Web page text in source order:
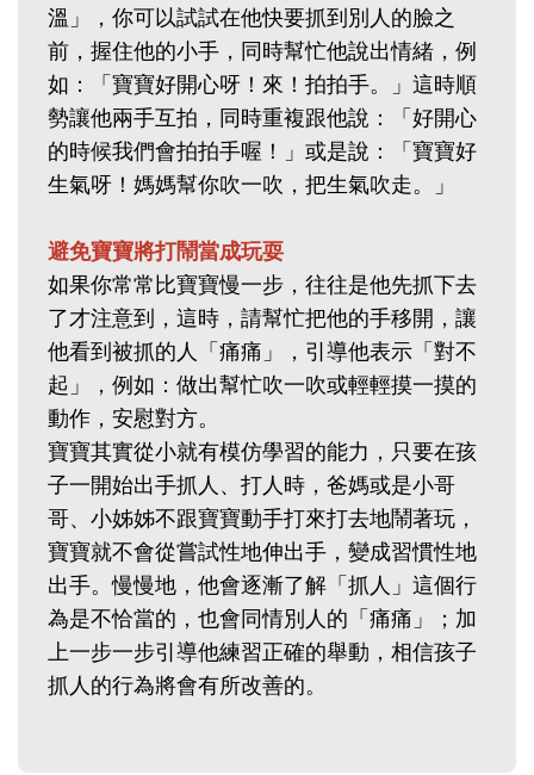
溫」，你可以試試在他快要抓到別人的臉之
前，握住他的小手，同時幫忙他說出情緒，例
如：「寶寶好開心呀！來！拍拍手。」這時順
勢讓他兩手互拍，同時重複跟他說：「好開心
的時候我們會拍拍手喔！」或是說：「寶寶好
生氣呀！媽媽幫你吹一吹，把生氣吹走。」
避免寶寶將打鬧當成玩耍
如果你常常比寶寶慢一步，往往是他先抓下去
了才注意到，這時，請幫忙把他的手移開，讓
他看到被抓的人「痛痛」，引導他表示「對不
起」，例如：做出幫忙吹一吹或輕輕摸一摸的
動作，安慰對方。
寶寶其實從小就有模仿學習的能力，只要在孩
子一開始出手抓人、打人時，爸媽或是小哥
哥、小姊姊不跟寶寶動手打來打去地鬧著玩，
寶寶就不會從嘗試性地伸出手，變成習慣性地
出手。慢慢地，他會逐漸了解「抓人」這個行
為是不恰當的，也會同情別人的「痛痛」；加
上一步一步引導他練習正確的舉動，相信孩子
抓人的行為將會有所改善的。